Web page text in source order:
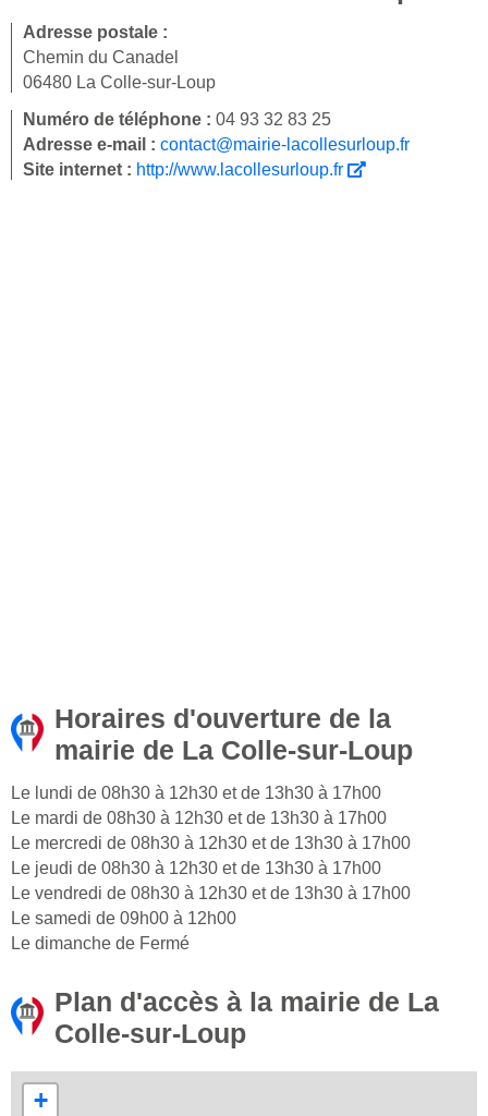
Adresse postale :
Chemin du Canadel
06480 La Colle-sur-Loup
Numéro de téléphone : 04 93 32 83 25
Adresse e-mail : contact@mairie-lacollesurloup.fr
Site internet : http://www.lacollesurloup.fr
Horaires d'ouverture de la
mairie de La Colle-sur-Loup
Le lundi de 08h30 à 12h30 et de 13h30 à 17h00
Le mardi de 08h30 à 12h30 et de 13h30 à 17h00
Le mercredi de 08h30 à 12h30 et de 13h30 à 17h00
Le jeudi de 08h30 à 12h30 et de 13h30 à 17h00
Le vendredi de 08h30 à 12h30 et de 13h30 à 17h00
Le samedi de 09h00 à 12h00
Le dimanche de Fermé
Plan d'accès à la mairie de La
Colle-sur-Loup
+